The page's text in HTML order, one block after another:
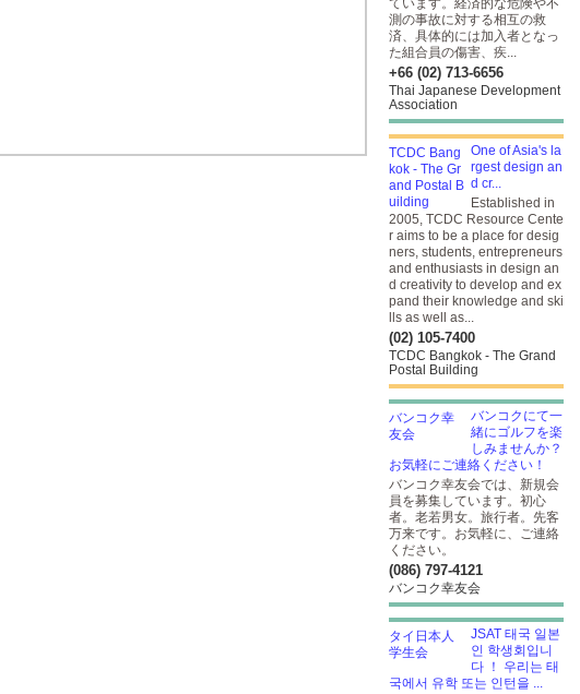
ています。経済的な危険や不
測の事故に対する相互の救
済、具体的には加入者となっ
た組合員の傷害、疾...
+66 (02) 713-6656
Thai Japanese Development
Association
One of Asia's la
rgest design an
d cr...
Established in
2005, TCDC Resource Cente
r aims to be a place for desig
ners, students, entrepreneurs
and enthusiasts in design an
d creativity to develop and ex
pand their knowledge and ski
lls as well as...
(02) 105-7400
TCDC Bangkok - The Grand
Postal Building
バンコクにて一
緒にゴルフを楽
しみませんか？
お気軽にご連絡ください！
バンコク幸友会では、新規会
員を募集しています。初心
者。老若男女。旅行者。先客
万来です。お気軽に、ご連絡
ください。
(086) 797-4121
バンコク幸友会
JSAT 태국 일본
인 학생회입니
다 ！ 우리는 태
국에서 유학 또는 인턴을 ...